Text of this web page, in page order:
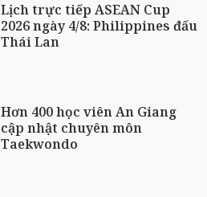
Lịch trực tiếp ASEAN Cup
2026 ngày 4/8: Philippines đấu
Thái Lan
Hơn 400 học viên An Giang
cập nhật chuyên môn
Taekwondo